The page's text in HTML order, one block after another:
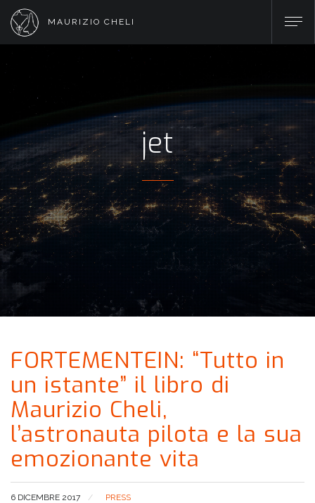
MAURIZIO CHELI
jet
FORTEMENTEIN: “Tutto in
un istante” il libro di
Maurizio Cheli,
l’astronauta pilota e la sua
emozionante vita
6 DICEMBRE 2017 PRESS